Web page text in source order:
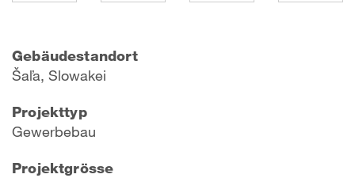
Gebäudestandort
Šaľa, Slowakei
Projekttyp
Gewerbebau
Projektgrösse